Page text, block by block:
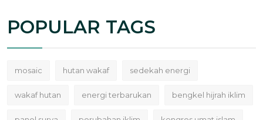
POPULAR TAGS
mosaic hutan wakaf sedekah energi
wakaf hutan energi terbarukan bengkel hijrah iklim